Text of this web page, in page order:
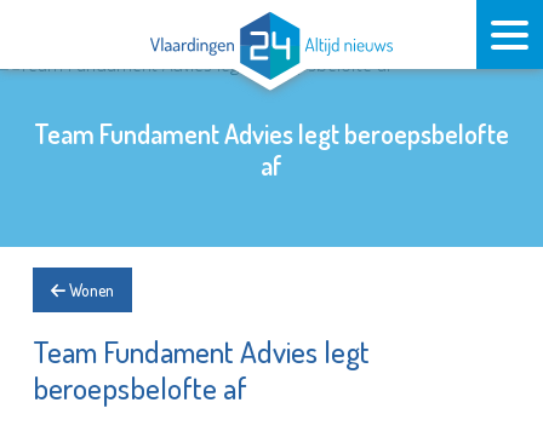
Team Fundament Advies legt beroepsbelofte
af
Wonen
Team Fundament Advies legt
beroepsbelofte af